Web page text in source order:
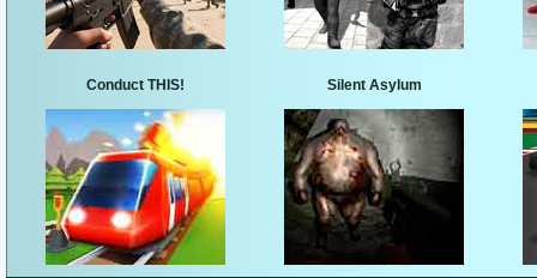
Conduct THIS! Silent Asylum